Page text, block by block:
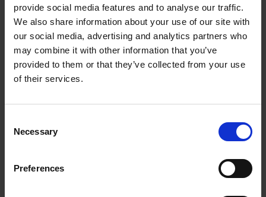
provide social media features and to analyse our traffic.
We also share information about your use of our site with
our social media, advertising and analytics partners who
may combine it with other information that you’ve
provided to them or that they’ve collected from your use
of their services.
Selection
Necessary
Preferences